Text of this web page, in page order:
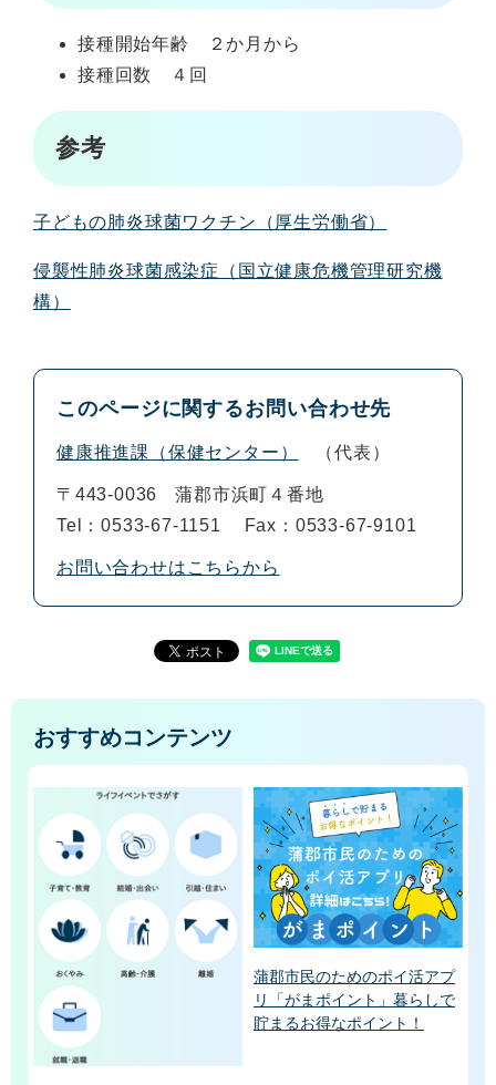
接種開始年齢 ２か月から
接種回数 ４回
参考
子どもの肺炎球菌ワクチン（厚生労働省）
侵襲性肺炎球菌感染症（国立健康危機管理研究機
構）
このページに関するお問い合わせ先
健康推進課（保健センター） 代表
〒443-0036
蒲郡市浜町４番地
Tel：0533-67-1151
Fax：0533-67-9101
お問い合わせはこちらから
おすすめコンテンツ
蒲郡市民のためのポイ活アプ
リ「がまポイント」暮らしで
貯まるお得なポイント！